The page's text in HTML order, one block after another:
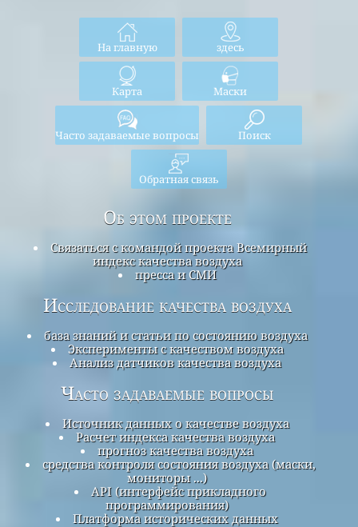
На главную здесь
Карта Маски
Часто задаваемые вопросы Поиск
Обратная связь
Об этом проекте
Связаться с командой проекта Всемирный
индекс качества воздуха
пресса и СМИ
Исследование качества воздуха
база знаний и статьи по состоянию воздуха
Эксперименты с качеством воздуха
Анализ датчиков качества воздуха
Часто задаваемые вопросы
Источник данных о качестве воздуха
Расчет индекса качества воздуха
прогноз качества воздуха
средства контроля состояния воздуха (маски,
мониторы ...)
API (интерфейс прикладного
программирования)
Платформа исторических данных